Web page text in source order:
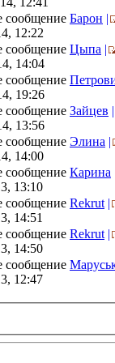
сообщение Барон |
12:22
сообщение Цыпа |
14:04
сообщение
19:26
сообщение Зайцев |
13:56
сообщение Элина |
14:00
сообщение Карина
13:10
сообщение Rekrut |
14:51
сообщение Rekrut |
14:50
сообщение
12:47